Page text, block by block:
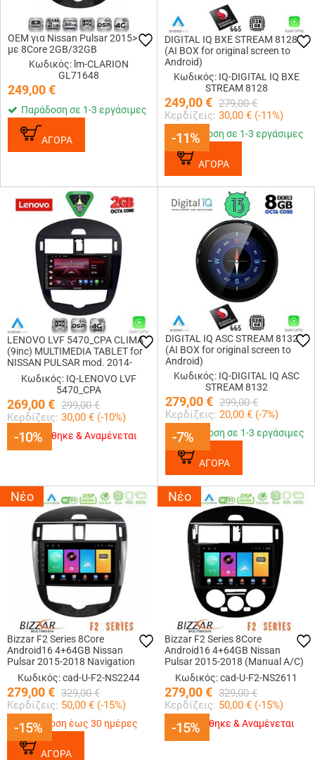
OEM για Nissan Pulsar 2015>
με 8Core 2GB/32GB
Κωδικός: lm-CLARION
GL71648
249,00€
Παράδοση σε 1-3 εργάσιμες
ΑΓΟΡΑ -11%
DIGITAL IQ BXE STREAM 8128
(AI BOX for original screen to
Android)
Κωδικός: IQ-DIGITAL IQ BXE
STREAM 8128
249,00€ 279,00 €
Κερδίζεις: 30,00 € (-11%)
-11%
Παράδοση σε 1-3 εργάσιμες
ΑΓΟΡΑ
-10%
LENOVO LVF 5470_CPA CLIMA
(9inc) MULTIMEDIA TABLET for
NISSAN PULSAR mod. 2014-
2020Κωδικός: IQ-LENOVO LVF
5470_CPA
269,00€ 299,00 €
Κερδίζεις: 30,00 € (-10%)
-10%
Εξαντλήθηκε & Αναμένεται -7%
DIGITAL IQ ASC STREAM 8132
(AI BOX for original screen to
Android)
Κωδικός: IQ-DIGITAL IQ ASC
STREAM 8132
279,00€ 299,00 €
Κερδίζεις: 20,00 € (-7%)
-7%
Παράδοση σε 1-3 εργάσιμες
ΑΓΟΡΑ
Νέο
-15%
Bizzar F2 Series 8Core
Android16 4+64GB Nissan
Pulsar 2015-2018 Navigation
Multimedia Tablet 9
Κωδικός: cad-U-F2-NS2244
279,00€ 329,00 €
Κερδίζεις: 50,00 € (-15%)
-15%
Παράδοση έως 30 ημέρες
ΑΓΟΡΑ
Νέο
-15%
Bizzar F2 Series 8Core
Android16 4+64GB Nissan
Pulsar 2015-2018 (Manual A/C)
Navigation Multimedia Tablet 9
Κωδικός: cad-U-F2-NS2611
279,00€ 329,00 €
Κερδίζεις: 50,00 € (-15%)
-15%
Εξαντλήθηκε & Αναμένεται